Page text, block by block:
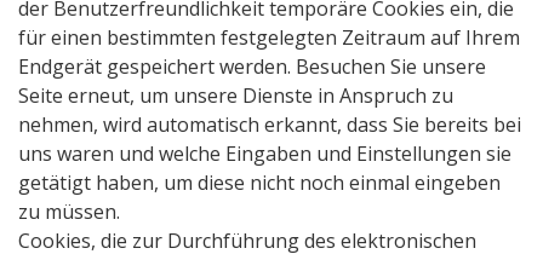
der Benutzerfreundlichkeit temporäre Cookies ein, die
für einen bestimmten festgelegten Zeitraum auf Ihrem
Endgerät gespeichert werden. Besuchen Sie unsere
Seite erneut, um unsere Dienste in Anspruch zu
nehmen, wird automatisch erkannt, dass Sie bereits bei
uns waren und welche Eingaben und Einstellungen sie
getätigt haben, um diese nicht noch einmal eingeben
zu müssen.
Cookies, die zur Durchführung des elektronischen